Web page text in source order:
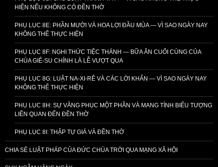
HIỆN NẾU KHÔNG CÓ ĐỀN THỜ
PHỤ LỤC 8E: PHẦN MƯỜI VÀ HOA LỢI ĐẦU MÙA — VÌ SAO NGÀY NAY
KHÔNG THỂ THỰC HIỆN
PHỤ LỤC 8F: NGHI THỨC TIỆC THÁNH — BỮA ĂN CUỐI CÙNG CỦA
CHÚA GIÊ-SU CHÍNH LÀ LỄ VƯỢT QUA
PHỤ LỤC 8G: LUẬT NA-XI-RÊ VÀ CÁC LỜI KHẤN — VÌ SAO NGÀY NAY
KHÔNG THỂ THỰC HIỆN
PHỤ LỤC 8H: SỰ VÂNG PHỤC MỘT PHẦN VÀ MANG TÍNH BIỂU TƯỢNG
LIÊN QUAN ĐẾN ĐỀN THỜ
PHỤ LỤC 8I: THẬP TỰ GIÁ VÀ ĐỀN THỜ
CHIA SẺ LUẬT PHÁP CỦA ĐỨC CHÚA TRỜI QUA MẠNG XÃ HỘI